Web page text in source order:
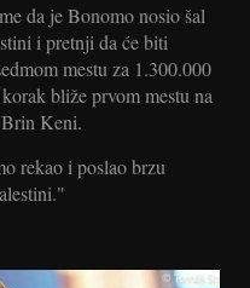
da je Bonomo nosio šal
i pretnji da će biti
mestu za 1.300.000
bliže prvom mestu na
Keni.
rekao i poslao brzu